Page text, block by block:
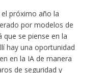
próximo año la
por modelos de
se piense en la
hay una oportunidad
en la IA de manera
de seguridad y